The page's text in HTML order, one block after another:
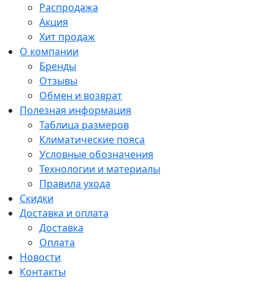
Распродажа
Акция
Хит продаж
О компании
Бренды
Отзывы
Обмен и возврат
Полезная информация
Таблица размеров
Климатические пояса
Условные обозначения
Технологии и материалы
Правила ухода
Скидки
Доставка и оплата
Доставка
Оплата
Новости
Контакты